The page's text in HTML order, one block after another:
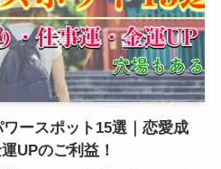
ワースポット15選｜恋愛成
UPのご利益！